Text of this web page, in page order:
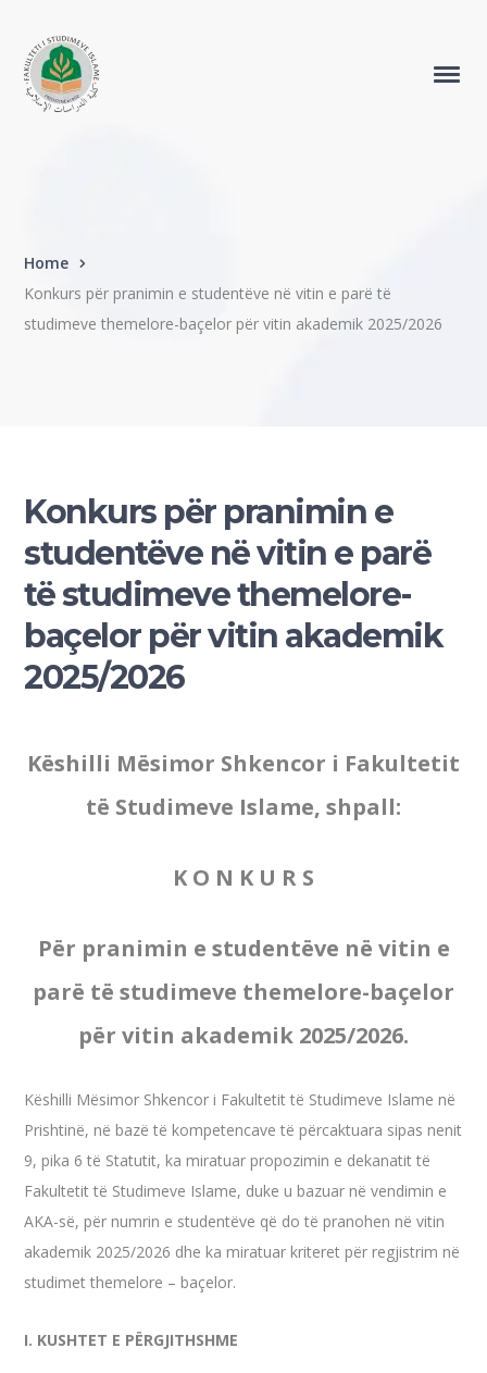
Home
Konkurs për pranimin e studentëve në vitin e parë të
studimeve themelore-baçelor për vitin akademik 2025/2026
Konkurs për pranimin e
studentëve në vitin e parë
të studimeve themelore-
baçelor për vitin akademik
2025/2026
Këshilli Mësimor Shkencor i Fakultetit
të Studimeve Islame, shpall:
K O N K U R S
Për pranimin e studentëve në vitin e
parë të studimeve themelore-baçelor
për vitin akademik 2025/2026.
Këshilli Mësimor Shkencor i Fakultetit të Studimeve Islame në
Prishtinë, në bazë të kompetencave të përcaktuara sipas nenit
9, pika 6 të Statutit, ka miratuar propozimin e dekanatit të
Fakultetit të Studimeve Islame, duke u bazuar në vendimin e
AKA-së, për numrin e studentëve që do të pranohen në vitin
akademik 2025/2026 dhe ka miratuar kriteret për regjistrim në
studimet themelore – baçelor.
I. KUSHTET E PËRGJITHSHME